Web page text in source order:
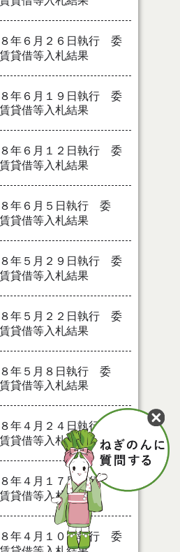
年６月２６日執行 委
貸借等入札結果
年６月１９日執行 委
貸借等入札結果
年６月１２日執行 委
貸借等入札結果
年６月５日執行 委
貸借等入札結果
年５月２９日執行 委
貸借等入札結果
年５月２２日執行 委
貸借等入札結果
年５月８日執行 委
貸借等入札結果
年４月２４日執行 委
貸借等入札結果
年４月１７日執行 委
貸借等入札結果
年４月１０日執行 委